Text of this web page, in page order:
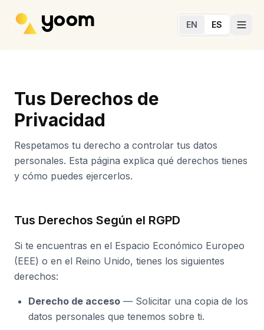
EN ES
Tus Derechos de
Privacidad
Respetamos tu derecho a controlar tus datos
personales. Esta página explica qué derechos tienes
y cómo puedes ejercerlos.
Tus Derechos Según el RGPD
Si te encuentras en el Espacio Económico Europeo
(EEE) o en el Reino Unido, tienes los siguientes
derechos:
Derecho de acceso — Solicitar una copia de los
datos personales que tenemos sobre ti.